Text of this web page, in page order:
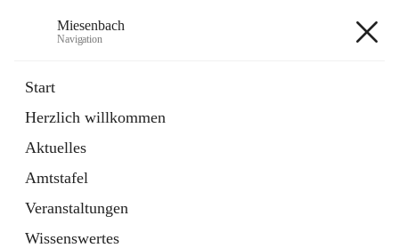
Miesenbach
Navigation
Start
Herzlich willkommen
Aktuelles
Amtstafel
Veranstaltungen
Wissenswertes
Externe Webseite
in
Tab
Region Schneebergland
Externe Webseite
öffnet
in
neuem
Tab